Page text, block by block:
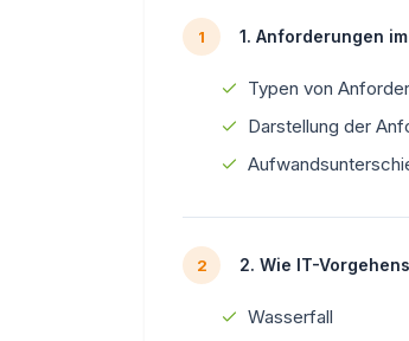
1 1. Anforderungen
Typen von
Darstellung der
2 2. Wie IT-
Wasserfall